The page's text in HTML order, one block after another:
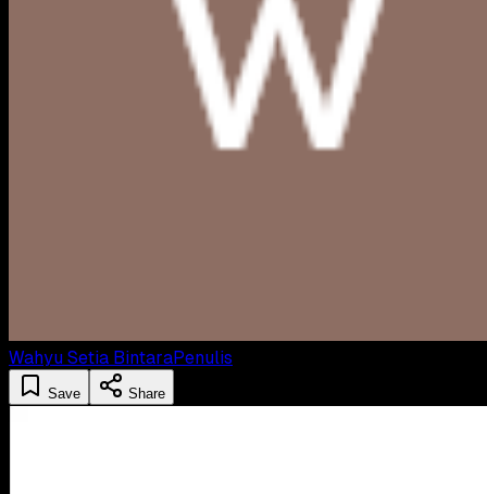
Wahyu Setia BintaraPenulis
Save Share